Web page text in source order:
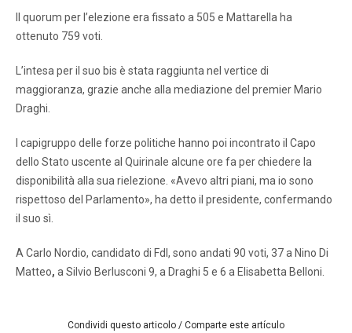
Il quorum per l’elezione era fissato a 505 e Mattarella ha
ottenuto 759 voti.
L’intesa per il suo bis è stata raggiunta nel vertice di
maggioranza, grazie anche alla mediazione del premier Mario
Draghi.
I capigruppo delle forze politiche hanno poi incontrato il Capo
dello Stato uscente al Quirinale alcune ore fa per chiedere la
disponibilità alla sua rielezione. «Avevo altri piani, ma io sono
rispettoso del Parlamento», ha detto il presidente, confermando
il suo sì.
A Carlo Nordio, candidato di FdI, sono andati 90 voti, 37 a Nino Di
Matteo, a Silvio Berlusconi 9, a Draghi 5 e 6 a Elisabetta Belloni.
Condividi questo articolo / Comparte este artículo